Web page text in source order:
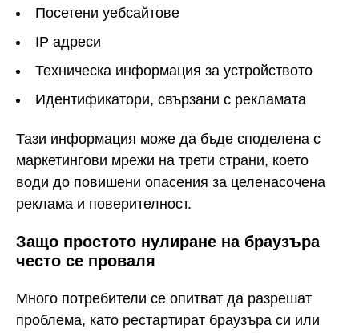
Посетени уебсайтове
IP адреси
Техническа информация за устройството
Идентификатори, свързани с рекламата
Тази информация може да бъде споделена с
маркетингови мрежи на трети страни, което
води до повишени опасения за целенасочена
реклама и поверителност.
Защо простото нулиране на браузъра
често се проваля
Много потребители се опитват да разрешат
проблема, като рестартират браузъра си или